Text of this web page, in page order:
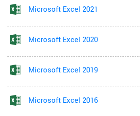
Microsoft Excel 2021
Microsoft Excel 2020
Microsoft Excel 2019
Microsoft Excel 2016